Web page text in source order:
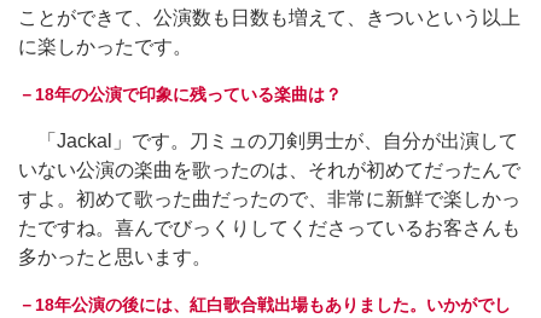
ことができて、公演数も日数も増えて、きついという以上
に楽しかったです。
－18年の公演で印象に残っている楽曲は？
「Jackal」です。刀ミュの刀剣男士が、自分が出演して
いない公演の楽曲を歌ったのは、それが初めてだったんで
すよ。初めて歌った曲だったので、非常に新鮮で楽しかっ
たですね。喜んでびっくりしてくださっているお客さんも
多かったと思います。
－18年公演の後には、紅白歌合戦出場もありました。いかがでし